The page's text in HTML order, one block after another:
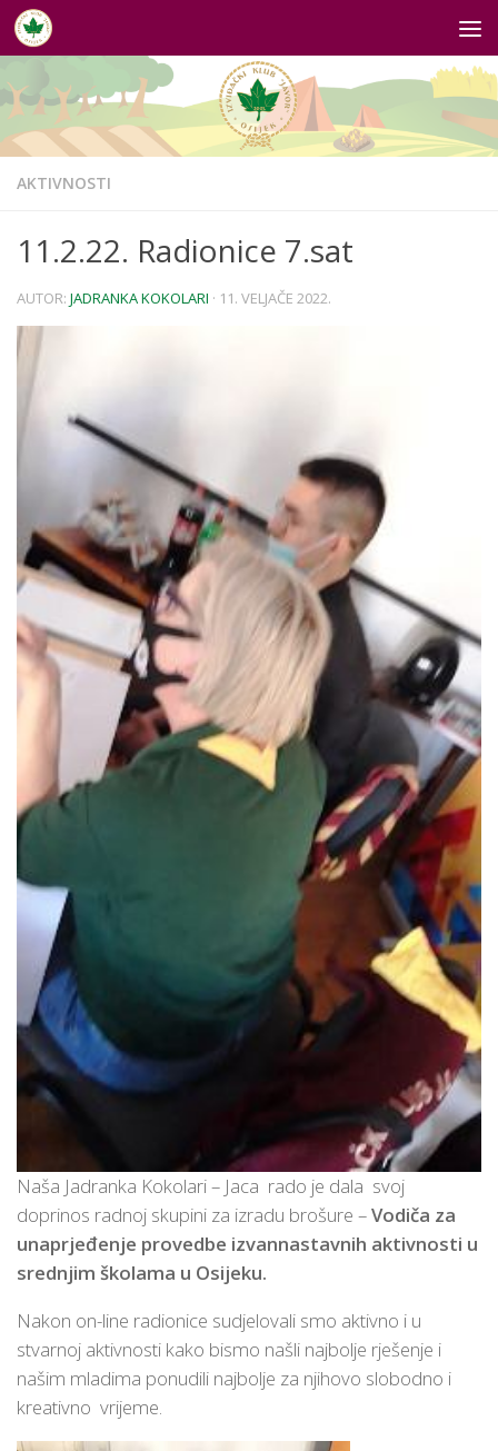
Skip to content
AKTIVNOSTI
11.2.22. Radionice 7.sat
AUTOR: JADRANKA KOKOLARI · 11. VELJAČE 2022.
Naša Jadranka Kokolari – Jaca rado je dala svoj
doprinos radnoj skupini za izradu brošure –Vodiča za
unaprjeđenje provedbe izvannastavnih aktivnosti u
srednjim školama u Osijeku.
Nakon on-line radionice sudjelovali smo aktivno i u
stvarnoj aktivnosti kako bismo našli najbolje rješenje i
našim mladima ponudili najbolje za njihovo slobodno i
kreativno vrijeme.